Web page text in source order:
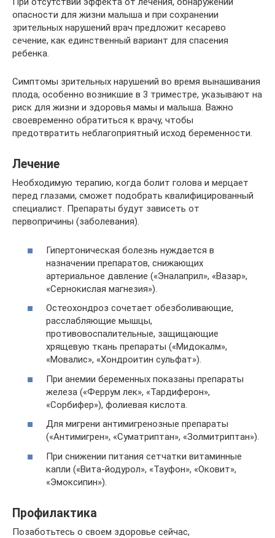
опасности для жизни малыша и при сохранении
зрительных нарушений врач предложит кесарево
сечение, как единственный вариант для спасения
ребенка.
Симптомы зрительных нарушений во время вынашивания
плода, особенно возникшие в 3 триместре, указывают на
риск для жизни и здоровья мамы и малыша. Важно
своевременно обратиться к врачу, чтобы
предотвратить неблагоприятный исход беременности.
Лечение
Необходимую терапию, когда болит голова и мерцает
перед глазами, сможет подобрать квалифицированный
специалист. Препараты будут зависеть от
первопричины (заболевания).
Гипертоническая болезнь нуждается в
назначении препаратов, снижающих
артериальное давление («Эналаприл», «Вазар»,
«Сернокислая магнезия»).
Остеохондроз сочетает обезболивающие,
расслабляющие мышцы,
противовоспалительные, защищающие
хрящевую ткань препараты («Мидокалм»,
«Мовалис», «Хондроитин сульфат»).
При анемии беременных показаны препараты
железа («Феррум лек», «Тардиферон»,
«Сорбифер»), фолиевая кислота.
Для мигрени антимигренозные препараты
(«Антимигрен», «Суматриптан», «Золмитриптан»).
При снижении питания сетчатки витаминные
капли («Вита-йодурол», «Тауфон», «Оковит»,
«Эмоксипин»).
Профилактика
Позаботьтесь о своем здоровье сейчас,